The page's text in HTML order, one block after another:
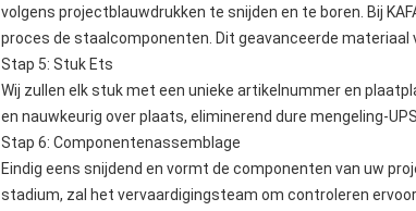
volgens projectblauwdrukken te snijden en te boren. Bij
proces de staalcomponenten. Dit geavanceerde
Stap 5: Stuk Ets
Wij zullen elk stuk met een unieke artikelnummer en
en nauwkeurig over plaats, eliminerend dure mengeling-
Stap 6: Componentenassemblage
Eindig eens snijdend en vormt de componenten van uw
stadium, zal het vervaardigingsteam om controleren